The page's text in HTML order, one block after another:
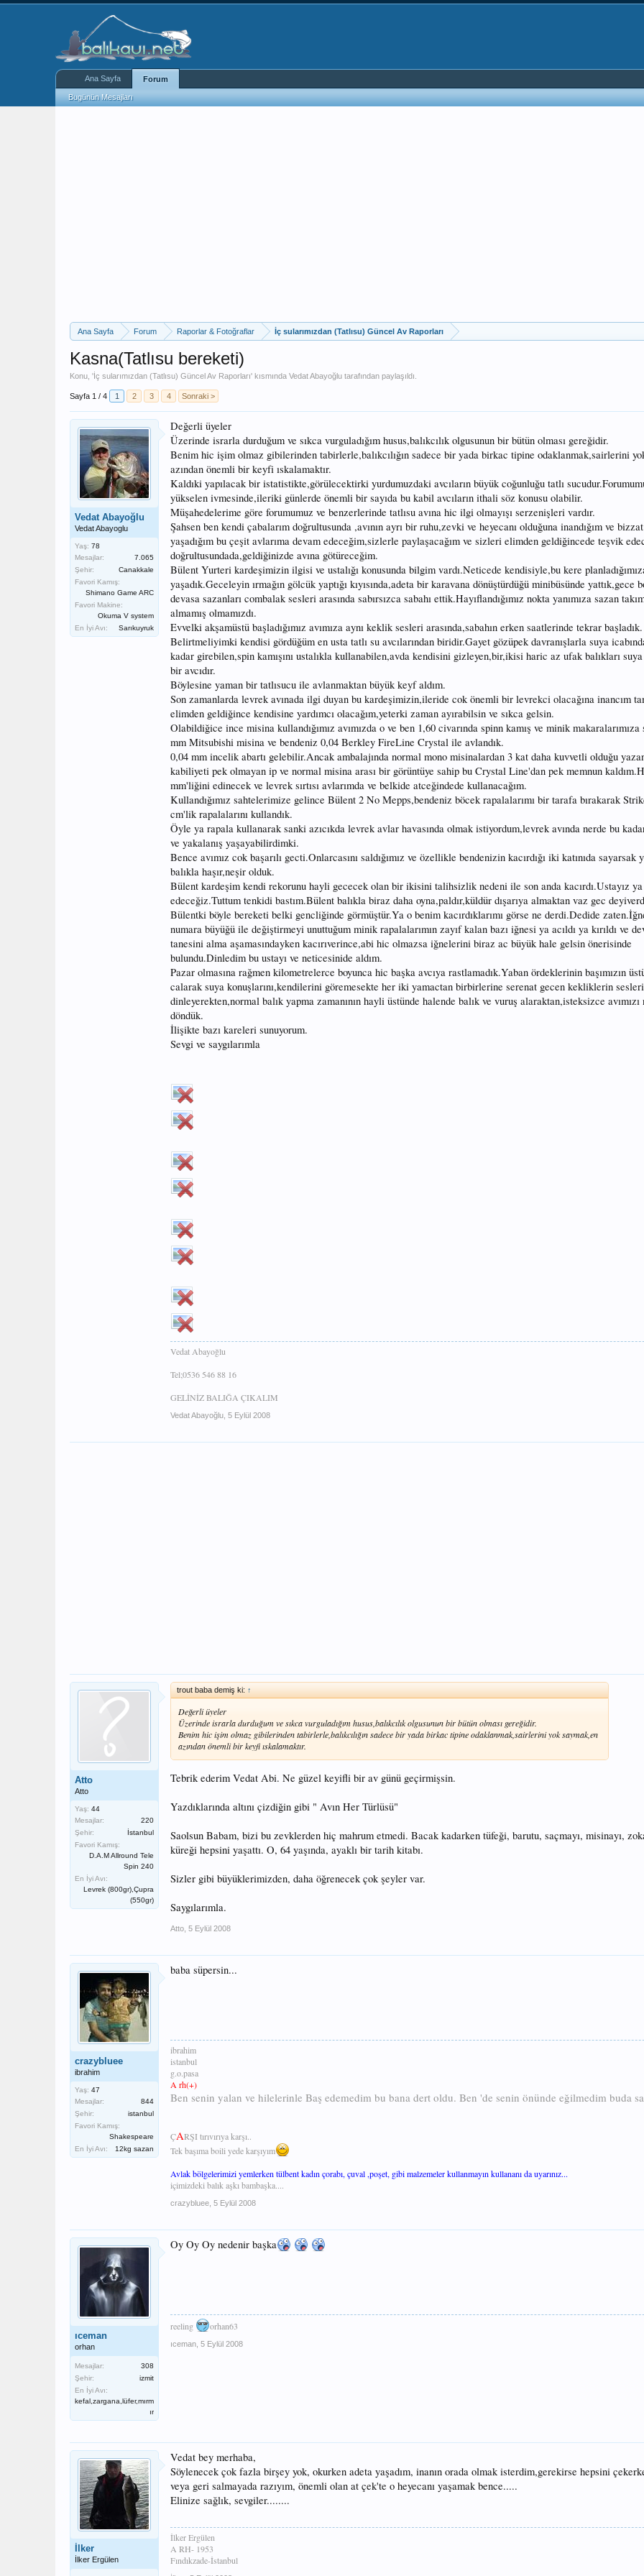
Ana Sayfa Forum Raporlar & Fotoğraflar İç sularımızdan (Tatlısu) Güncel Av Raporları
Kasna(Tatlısu bereketi)
Konu, 'İç sularımızdan (Tatlısu) Güncel Av Raporları' kısmında Vedat Abayoğlu tarafından paylaşıldı.
Sayfa 1 / 4 1 2 3 4 Sonraki >
Vedat Abayoğlu
Vedat Abayoglu
Yaş: 78
Mesajlar:
7.065
Şehir:
Canakkale
Favori Kamış:
Shimano Game ARC
Favori Makine:
Okuma V system
En İyi Avı:
Sarıkuyruk
Değerli üyeler
Üzerinde israrla durduğum ve sıkca vurguladığım husus,balıkcılık olgusunun bir bütün olması gereğidir.
Benim hic işim olmaz gibilerinden tabirlerle,balıkcılığın sadece bir yada birkac tipine odaklanmak,sairlerini
azından önemli bir keyfi ıskalamaktır.
Kaldıki yapılacak bir istatistikte,görülecektirki yurdumuzdaki avcıların büyük coğunluğu tatlı
yükselen ivmesinde,ileriki günlerde önemli bir sayıda bu kabil avcıların ithali söz konusu olabilir.
Müşahedelerime göre forumumuz ve benzerlerinde tatlısu avına hic ilgi olmayışı serzenişleri vardır.
Şahsen ben kendi çabalarım doğrultusunda ,avının ayrı bir ruhu,zevki ve heyecanı olduğuna inandığım ve
yaşadığım bu çeşit avlarıma devam edeceğim,sizlerle paylaşacağım ve sizleri elimden geldiğincede teşvik
doğrultusundada,geldiğinizde avına götüreceğim.
Bülent Yurteri kardeşimizin ilgisi ve ustalığı konusunda bilgim vardı.Neticede kendisiyle,bu kere
yaşadık.Geceleyin ırmağın gölcük yaptığı kıyısında,adeta bir karavana dönüştürdüğü minibüsünde yattık,gece
devasa sazanları combalak sesleri arasında sabırsızca sabahı ettik.Hayıflandığımız nokta yanımıza sazan
almamış olmamızdı.
Evvelki akşamüstü başladığımız avımıza aynı keklik sesleri arasında,sabahın erken saatlerinde tekrar başladık.
Belirtmeliyimki kendisi gördüğüm en usta tatlı su avcılarından biridir.Gayet gözüpek davranışlarla suya
kadar girebilen,spin kamışını ustalıkla kullanabilen,avda kendisini gizleyen,bir,ikisi haric az ufak balıkları
bir avcıdır.
Böylesine yaman bir tatlısucu ile avlanmaktan büyük keyf aldım.
Son zamanlarda levrek avınada ilgi duyan bu kardeşimizin,ileride cok önemli bir levrekci olacağına inancım
elimden geldiğince kendisine yardımcı olacağım,yeterki zaman ayırabilsin ve sıkca gelsin.
Olabildiğice ince misina kullandığımız avımızda o ve ben 1,60 civarında spinn kamış ve minik makaralarımıza
mm Mitsubishi misina ve bendeniz 0,04 Berkley FireLine Crystal ile avlandık.
0,04 mm incelik abartı gelebilir.Ancak ambalajında normal mono misinalardan 3 kat daha kuvvetli olduğu
kabiliyeti pek olmayan ip ve normal misina arası bir görüntüye sahip bu Crystal Line'dan pek memnun
mm'liğini edinecek ve levrek sırtısı avlarımda ve belkide atceğindede kullanacağım.
Kullandığımız sahtelerimize gelince Bülent 2 No Mepps,bendeniz böcek rapalalarımı bir tarafa bırakarak
cm'lik rapalalarını kullandık.
Öyle ya rapala kullanarak sanki azıcıkda levrek avlar havasında olmak istiyordum,levrek avında nerde bu
ve yakalanış yaşayabilirdimki.
Bence avımız cok başarılı gecti.Onlarcasını saldığımız ve özellikle bendenizin kacırdığı iki katınıda sayarsak
balıkla haşır,neşir olduk.
Bülent kardeşim kendi rekorunu hayli gececek olan bir ikisini talihsizlik nedeni ile son anda kacırdı.Ustayız
edeceğiz.Tuttum tenkidi bastım.Bülent balıkla biraz daha oyna,paldır,küldür dışarıya almaktan vaz gec
Bülentki böyle bereketi belki gencliğinde görmüştür.Ya o benim kacırdıklarımı görse ne derdi.Dedide
numara büyüğü ile değiştirmeyi unuttuğum minik rapalalarımın zayıf kalan bazı iğnesi ya acıldı ya kırıldı ve
tanesini alma aşamasındayken kacırıverince,abi hic olmazsa iğnelerini biraz ac büyük hale gelsin önerisinde
bulundu.Dinledim bu ustayı ve neticesinide aldım.
Pazar olmasına rağmen kilometrelerce boyunca hic başka avcıya rastlamadık.Yaban ördeklerinin başımızın
calarak suya konuşlarını,kendilerini göremesekte her iki yamactan birbirlerine serenat gecen kekliklerin
dinleyerekten,normal balık yapma zamanının hayli üstünde halende balık ve vuruş alaraktan,isteksizce avımızı
döndük.
İlişikte bazı kareleri sunuyorum.
Sevgi ve saygılarımla
Vedat Abayoğlu
Tel;0536 546 88 16
GELİNİZ BALIĞA ÇIKALIM
Vedat Abayoğlu 5 Eylül 2008
Atto
Atto
Yaş: 44
Mesajlar:
220
Şehir:
İstanbul
Favori Kamış:
D.A.M Allround Tele
Spin 240
En İyi Avı:
Levrek (800gr),Çupra
(550gr)
trout baba demiş ki: ↑
Değerli üyeler
Üzerinde israrla durduğum ve sıkca vurguladığım husus,balıkcılık olgusunun bir bütün olması gereğidir.
Benim hic işim olmaz gibilerinden tabirlerle,balıkcılığın sadece bir yada birkac tipine odaklanmak,sairlerini yok saymak,en
azından önemli bir keyfi ıskalamaktır.
Tebrik ederim Vedat Abi. Ne güzel keyifli bir av günü geçirmişsin.
Yazdıklarında altını çizdiğin gibi " Avın Her Türlüsü"
Saolsun Babam, bizi bu zevklerden hiç mahrum etmedi. Bacak kadarken tüfeği, barutu, saçmayı, misinayı,
küreği hepsini yaşattı. O, 64 yaşında, ayaklı bir tarih kitabı.
Sizler gibi büyüklerimizden, daha öğrenecek çok şeyler var.
Saygılarımla.
Atto 5 Eylül 2008
crazybluee
ibrahim
Yaş: 47
Mesajlar:
844
Şehir:
istanbul
Favori Kamış:
Shakespeare
En İyi Avı:
12kg sazan
baba süpersin...
ibrahim
istanbul
g.o.pasa
A rh(+)
Ben senin yalan ve hilelerinle Baş edemedim bu bana dert oldu. Ben 'de senin önünde eğilmedim buda
ÇARŞI tırıvırıya karşı..
Tek başıma boili yede karşıyım
Avlak bölgelerimizi yemlerken tülbent kadın çorabı, çuval ,poşet, gibi malzemeler kullanmayın kullananı da uyarınız...
içimizdeki balık aşkı bambaşka....
crazybluee 5 Eylül 2008
ıceman
orhan
Mesajlar:
308
Şehir:
izmit
En İyi Avı:
kefal,zargana,lüfer,mırm
ır
Oy Oy Oy nedenir başka
reeling orhan63
ıceman 5 Eylül 2008
İlker
İlker Ergülen
Vedat bey merhaba,
Söylenecek çok fazla birşey yok, okurken adeta yaşadım, inanın orada olmak isterdim,gerekirse hepsini
veya geri salmayada razıyım, önemli olan at çek'te o heyecanı yaşamak bence.....
Elinize sağlık, sevgiler........
İlker Ergülen
A RH- 1953
Fındıkzade-İstanbul
Ana Sayfa Forum
Bugünün Mesajları